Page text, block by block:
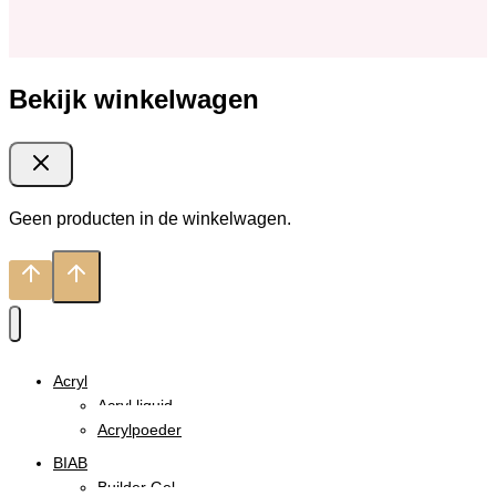
Bekijk winkelwagen
Geen producten in de winkelwagen.
Acryl
Acryl liquid
Acrylpoeder
BIAB
Builder Gel